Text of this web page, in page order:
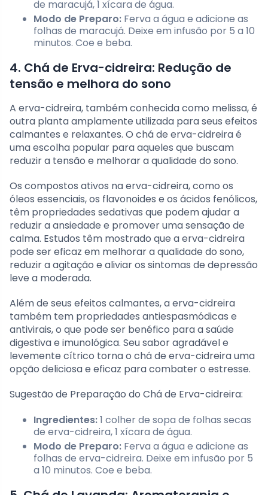
de maracujá, 1 xícara de água.
Modo de Preparo: Ferva a água e adicione as
folhas de maracujá. Deixe em infusão por 5 a 10
minutos. Coe e beba.
4. Chá de Erva-cidreira: Redução de
tensão e melhora do sono
A erva-cidreira, também conhecida como melissa, é
outra planta amplamente utilizada para seus efeitos
calmantes e relaxantes. O chá de erva-cidreira é
uma escolha popular para aqueles que buscam
reduzir a tensão e melhorar a qualidade do sono.
Os compostos ativos na erva-cidreira, como os
óleos essenciais, os flavonoides e os ácidos fenólicos,
têm propriedades sedativas que podem ajudar a
reduzir a ansiedade e promover uma sensação de
calma. Estudos têm mostrado que a erva-cidreira
pode ser eficaz em melhorar a qualidade do sono,
reduzir a agitação e aliviar os sintomas de depressão
leve a moderada.
Além de seus efeitos calmantes, a erva-cidreira
também tem propriedades antiespasmódicas e
antivirais, o que pode ser benéfico para a saúde
digestiva e imunológica. Seu sabor agradável e
levemente cítrico torna o chá de erva-cidreira uma
opção deliciosa e eficaz para combater o estresse.
Sugestão de Preparação do Chá de Erva-cidreira:
Ingredientes:1 colher de sopa de folhas secas
de erva-cidreira, 1 xícara de água.
Modo de Preparo: Ferva a água e adicione as
folhas de erva-cidreira. Deixe em infusão por 5
a 10 minutos. Coe e beba.